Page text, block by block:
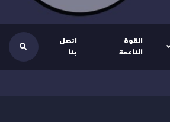
القوة
الناعمة
اتصل
بنا